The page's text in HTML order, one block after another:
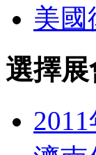
美國
選擇展